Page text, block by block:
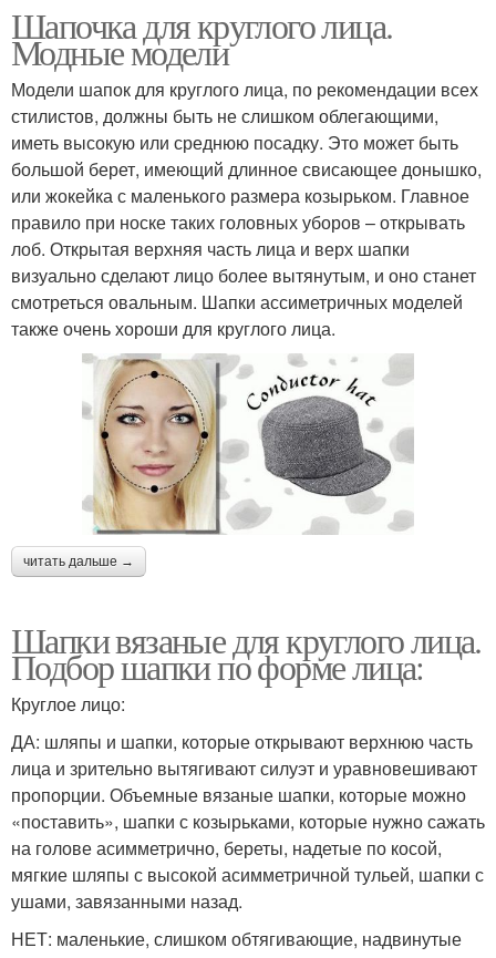
Шапочка для круглого лица.
Модные модели
Модели шапок для круглого лица, по рекомендации всех
стилистов, должны быть не слишком облегающими,
иметь высокую или среднюю посадку. Это может быть
большой берет, имеющий длинное свисающее донышко,
или жокейка с маленького размера козырьком. Главное
правило при носке таких головных уборов – открывать
лоб. Открытая верхняя часть лица и верх шапки
визуально сделают лицо более вытянутым, и оно станет
смотреться овальным. Шапки ассиметричных моделей
также очень хороши для круглого лица.
читать дальше →
Шапки вязаные для круглого лица.
Подбор шапки по форме лица:
Круглое лицо:
ДА: шляпы и шапки, которые открывают верхнюю часть
лица и зрительно вытягивают силуэт и уравновешивают
пропорции. Объемные вязаные шапки, которые можно
«поставить», шапки с козырьками, которые нужно сажать
на голове асимметрично, береты, надетые по косой,
мягкие шляпы с высокой асимметричной тульей, шапки с
ушами, завязанными назад.
НЕТ: маленькие, слишком обтягивающие, надвинутые